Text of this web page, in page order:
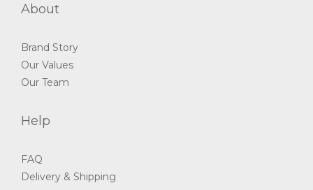
About
Brand Story
Our Values
Our Team
Help
FAQ
Delivery & Shipping